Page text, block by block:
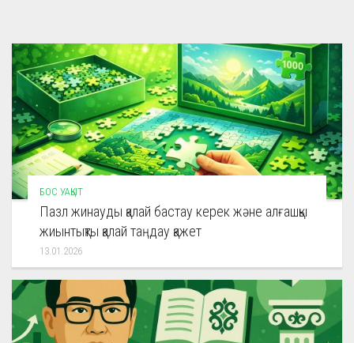
БОС УАҚЫТ
Пазл жинауды қалай бастау керек және алғашқы
жиынтықты қалай таңдау қажет
13.01.2026